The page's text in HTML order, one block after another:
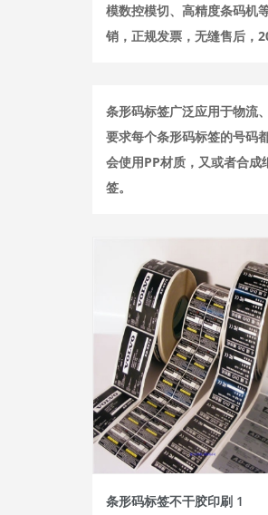
模数控模切、高精度条码机
销，正规发票，无缝售后，
条形码标签广泛应用于物流
要求每个条形码标签的号码
会使用PP材质，又或者合
签。
条形码标签不干胶印刷 1